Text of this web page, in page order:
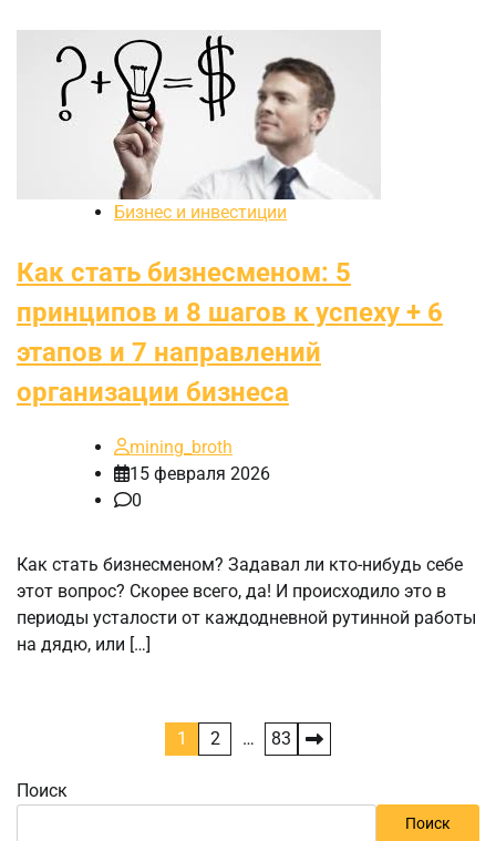
Бизнес и инвестиции
Как стать бизнесменом: 5
принципов и 8 шагов к успеху + 6
этапов и 7 направлений
организации бизнеса
mining_broth
15 февраля 2026
0
Как стать бизнесменом? Задавал ли кто-нибудь себе
этот вопрос? Скорее всего, да! И происходило это в
периоды усталости от каждодневной рутинной работы
на дядю, или […]
записей
1 2 … 83
Поиск
Поиск